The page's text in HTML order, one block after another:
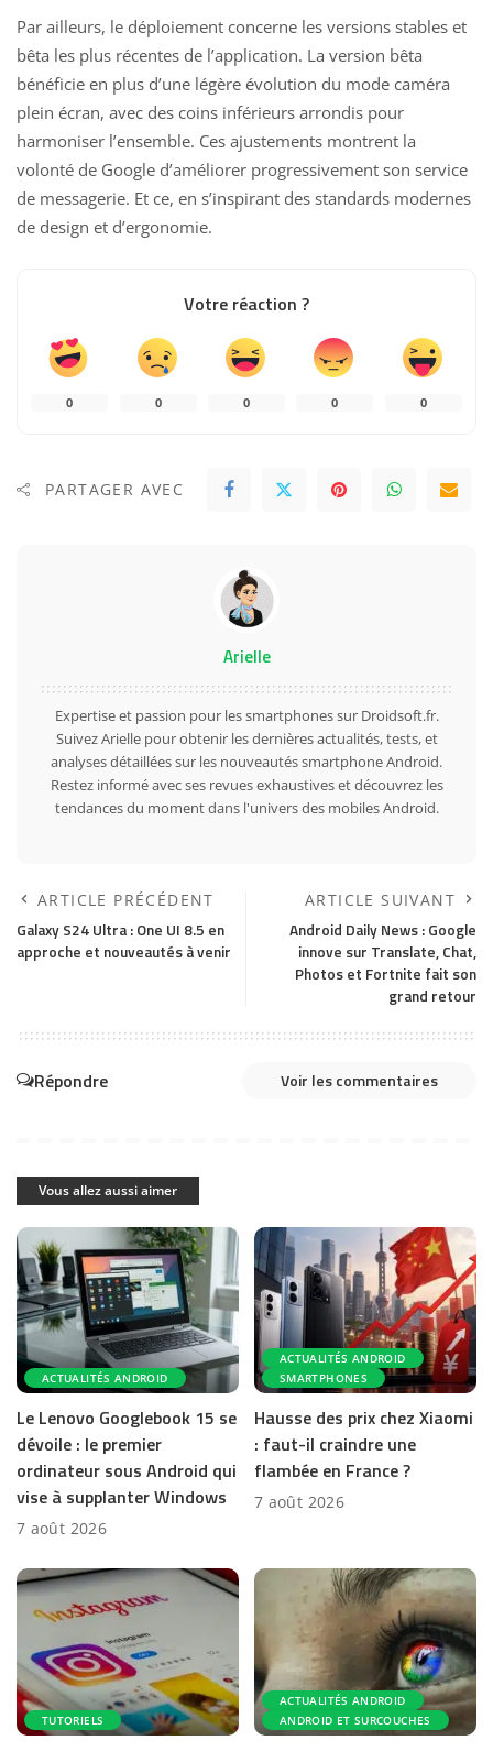
Par ailleurs, le déploiement concerne les versions stables et
bêta les plus récentes de l’application. La version bêta
bénéficie en plus d’une légère évolution du mode caméra
plein écran, avec des coins inférieurs arrondis pour
harmoniser l’ensemble. Ces ajustements montrent la
volonté de Google d’améliorer progressivement son service
de messagerie. Et ce, en s’inspirant des standards modernes
de design et d’ergonomie.
Votre réaction ?
0 0 0 0 0
PARTAGER AVEC
Arielle
Expertise et passion pour les smartphones sur Droidsoft.fr.
Suivez Arielle pour obtenir les dernières actualités, tests, et
analyses détaillées sur les nouveautés smartphone Android.
Restez informé avec ses revues exhaustives et découvrez les
tendances du moment dans l'univers des mobiles Android.
ARTICLE PRÉCÉDENT
Galaxy S24 Ultra : One UI 8.5 en
approche et nouveautés à venir
ARTICLE SUIVANT
Android Daily News : Google
innove sur Translate, Chat,
Photos et Fortnite fait son
grand retour
Répondre Voir les commentaires
Vous allez aussi aimer
ACTUALITÉS ANDROID
Le Lenovo Googlebook 15 se
dévoile : le premier
ordinateur sous Android qui
vise à supplanter Windows
7 août 2026
ACTUALITÉS ANDROID
SMARTPHONES
Hausse des prix chez Xiaomi
: faut-il craindre une
flambée en France ?
7 août 2026
TUTORIELS
ACTUALITÉS ANDROID
ANDROID ET SURCOUCHES